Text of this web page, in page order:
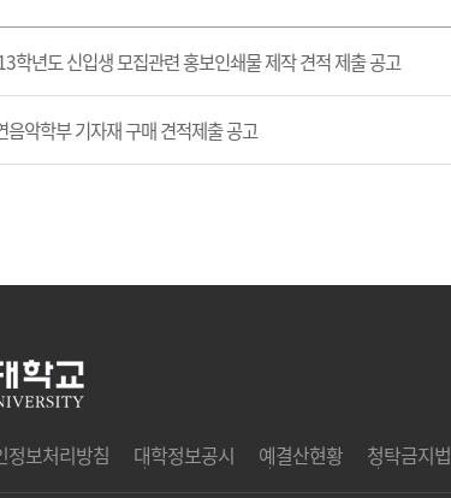
학년도 신입생 모집관련 홍보인쇄물 제작 견적 제출 공고
음악학부 기자재 구매 견적제출 공고
정보처리방침 대학정보공시 예결산현황 청탁금지법